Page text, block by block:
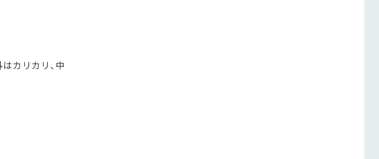
カリカリ、中